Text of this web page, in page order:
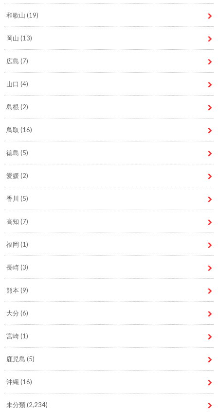
和歌山 (19)
岡山 (13)
広島 (7)
山口 (4)
島根 (2)
鳥取 (16)
徳島 (5)
愛媛(2)
香川 (5)
高知 (7)
福岡 (1)
長崎(3)
熊本 (9)
大分 (6)
宮崎(1)
鹿児島 (5)
沖縄 (16)
未分類(2,234)